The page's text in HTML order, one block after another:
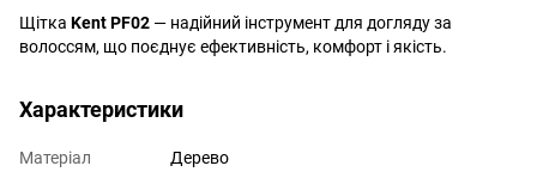
Щітка Kent PF02 — надійний інструмент для догляду за
волоссям, що поєднує ефективність, комфорт і якість.
Характеристики
Матеріал
Дерево